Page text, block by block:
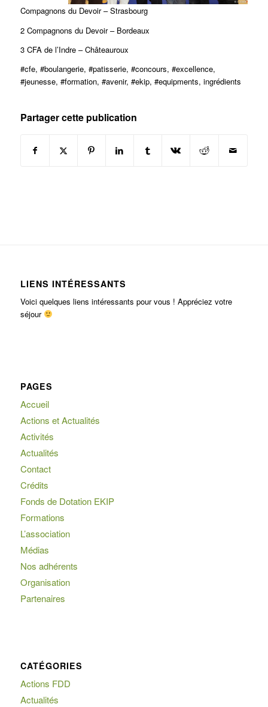
Compagnons du Devoir – Strasbourg
2 Compagnons du Devoir – Bordeaux
3 CFA de l’Indre – Châteauroux
#cfe, #boulangerie, #patisserie, #concours, #excellence,
#jeunesse, #formation, #avenir, #ekip, #equipments, ingrédients
Partager cette publication
LIENS INTÉRESSANTS
Voici quelques liens intéressants pour vous ! Appréciez votre
séjour
PAGES
Accueil
Actions et Actualités
Activités
Actualités
Contact
Crédits
Fonds de Dotation EKIP
Formations
L’association
Médias
Nos adhérents
Organisation
Partenaires
CATÉGORIES
Actions FDD
Actualités